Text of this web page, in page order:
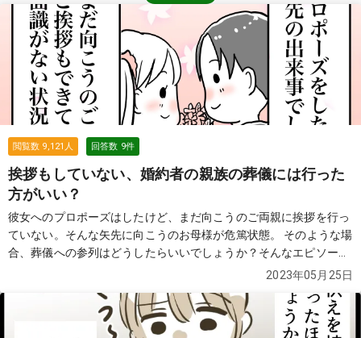
閲覧数 9,121 人 回答数 9件
挨拶もしていない、婚約者の親族の葬儀には行った
方がいい？
彼女へのプロポーズはしたけど、まだ向こうのご両親に挨拶を行っ
ていない。そんな矢先に向こうのお母様が危篤状態。 そのような場
合、葬儀への参列はどうしたらいいでしょうか？そんなエピソード
2023年05月25日